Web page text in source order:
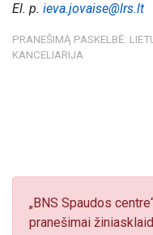
El. p. ieva.jovaise@lrs.lt
PRANEŠIMĄ PASKELBĖ:
KANCELIARIJA
„BNS Spaudos
pranešimai